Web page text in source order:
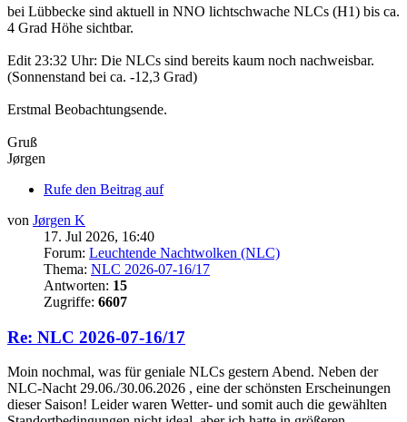
bei Lübbecke sind aktuell in NNO lichtschwache NLCs (H1) bis ca.
4 Grad Höhe sichtbar.
Edit 23:32 Uhr: Die NLCs sind bereits kaum noch nachweisbar.
(Sonnenstand bei ca. -12,3 Grad)
Erstmal Beobachtungsende.
Gruß
Jørgen
Rufe den Beitrag auf
von Jørgen K
17. Jul 2026, 16:40
Forum: Leuchtende Nachtwolken (NLC)
Thema: NLC 2026-07-16/17
Antworten: 15
Zugriffe: 6607
Re: NLC 2026-07-16/17
Moin nochmal, was für geniale NLCs gestern Abend. Neben der
NLC-Nacht 29.06./30.06.2026 , eine der schönsten Erscheinungen
dieser Saison! Leider waren Wetter- und somit auch die gewählten